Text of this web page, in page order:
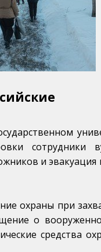
сотрудники
и
охраны при
о
средства